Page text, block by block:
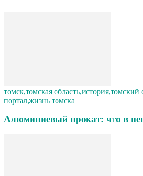
томск,томская область,история,томский
портал,жизнь томска
Алюминиевый прокат: что в